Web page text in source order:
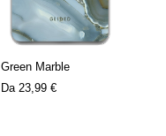
Green Marble
Da 23,99 €